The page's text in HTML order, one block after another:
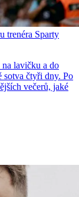
trenéra Sparty
lavičku a do
sotva čtyři dny. Po
večerů, jaké